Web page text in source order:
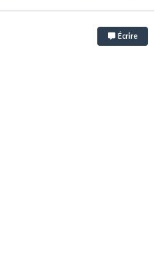
Écrire